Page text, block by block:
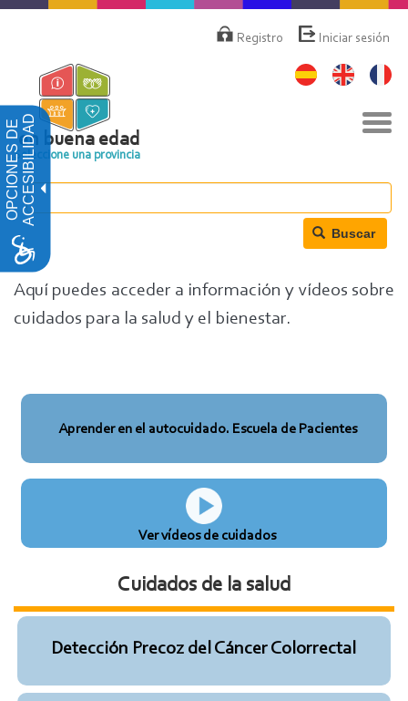
OPCIONES DEACCESIBILIDAD
Pasar
contenido
principal
deRegistro Iniciar sesión
en buena edad
Seleccione una provincia
Buscar
Aquí puedes acceder a información y vídeos sobre
cuidados para la salud y el bienestar.
Aprender en el autocuidado. Escuela de Pacientes
Ver vídeos de cuidados
Cuidados de la salud
Detección Precoz del Cáncer Colorrectal